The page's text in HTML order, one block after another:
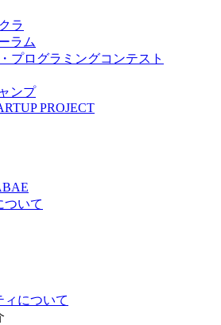
ラ
ラム
プログラミングコンテスト
ンプ
PROJECT
ついて
ィについて